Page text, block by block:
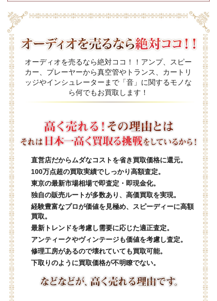
オーディオを売るなら絶対ココ！！アンプ、スピー
カー、プレーヤーから真空管やトランス、カートリ
ッジやインシュレーターまで「音」に関するモノな
ら何でもお買取します！
直営店だからムダなコストを省き買取価格に還元。
100万点超の買取実績でしっかり高額査定。
東京の最新市場相場で即査定・即現金化。
独自の販売ルートが多数あり、高価買取を実現。
経験豊富なプロが価値を見極め、スピーディーに高額
買取。
最新トレンドを考慮し需要に応じた適正査定。
アンティークやヴィンテージも価値を考慮し査定。
修理工房があるので壊れていても買取可能。
下取りのように買取価格が不明瞭でない。